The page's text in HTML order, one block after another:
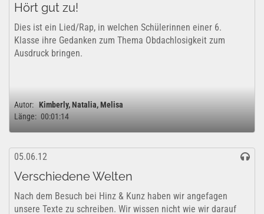
Hört gut zu!
Dies ist ein Lied/Rap, in welchen Schülerinnen einer 6.
Klasse ihre Gedanken zum Thema Obdachlosigkeit zum
Ausdruck bringen.
Autor: Kimberly, Natalia, Melisa
Länge: 00:01:14
05.06.12
Verschiedene Welten
Nach dem Besuch bei Hinz & Kunz haben wir angefagen
unsere Texte zu schreiben. Wir wissen nicht wie wir darauf